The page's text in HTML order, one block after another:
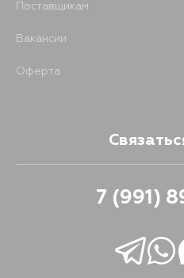
Поставщикам
Вакансии
Оферта
7 (991)